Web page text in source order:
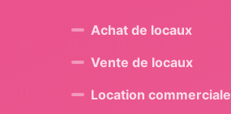
Achat de locaux
Vente de locaux
Location commerciale